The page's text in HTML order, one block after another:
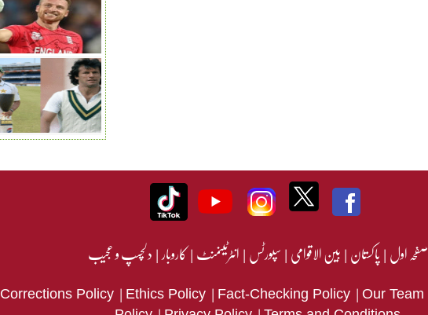
صفحہ اول|پاکستان|بین الاقوامی|سپورٹس|انٹرٹینمنٹ|کاروبار|دلچسپ و عجیب
Corrections Policy | Ethics Policy | Fact-Checking Policy | Our Team